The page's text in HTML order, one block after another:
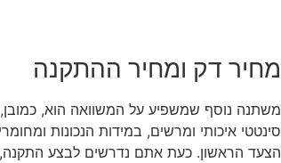
מחיר דק ומחיר ההתקנה
משתנה נוסף שמשפיע על המשוואה הוא,
סינטטי איכותי ומרשים, במידות הנכונות
הצעד הראשון. כעת אתם נדרשים לבצע התקנה,